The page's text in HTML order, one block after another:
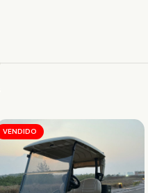
VENDIDO